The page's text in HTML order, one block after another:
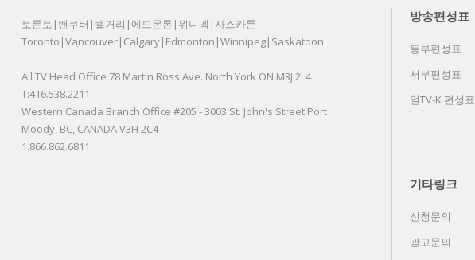
토론토|밴쿠버|캘거리|에드몬톤|위니펙|사스카툰
Toronto|Vancouver|Calgary|Edmonton|Winnipeg|Saskatoon
All TV Head Office 78 Martin Ross Ave. North York ON M3J 2L4
T:416.538.2211
Western Canada Branch Office #205 - 3003 St. John's Street Port
Moody, BC, CANADA V3H 2C4
1.866.862.6811
방송편성표
동부편성표
서부편성표
얼TV-K 편성표
기타링크
신청문의
광고문의